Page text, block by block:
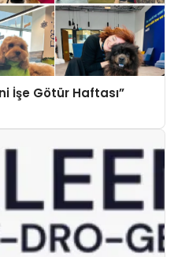
İşe Götür Haftası”